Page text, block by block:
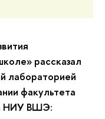
рассказал
лабораторией
факультета
НИУ ВШЭ: